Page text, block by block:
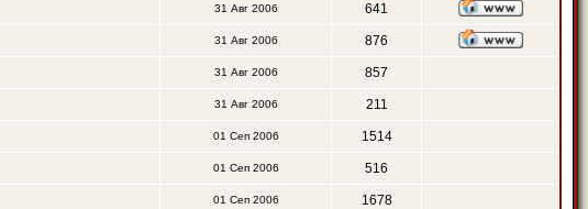
31 Авг 2006 641
31 Авг 2006 876
31 Авг 2006 857
31 Авг 2006 211
01 Сеп 2006 1514
01 Сеп 2006 516
01 Сеп 2006 1678